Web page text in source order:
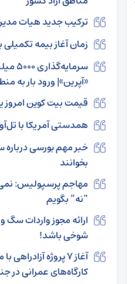
ترکیب جدید هیات
زمان آغاز بیمه
«آپرین»| ورود بار به
قیمت بیت کوین امروز یکشنبه ۵
همدستی آمریکا با
خبر مهم بورسی
بخوانند
مهاجم پرسپولیس:
“نه” بگویم
ارائه مجوز واردات
شوخی باشد!
آغاز ۷ پروژه
کارگاه‌های عمرانی در جنگ ۱۲ روزه تعطیل